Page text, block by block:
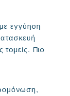
εγγύηση
Πιο